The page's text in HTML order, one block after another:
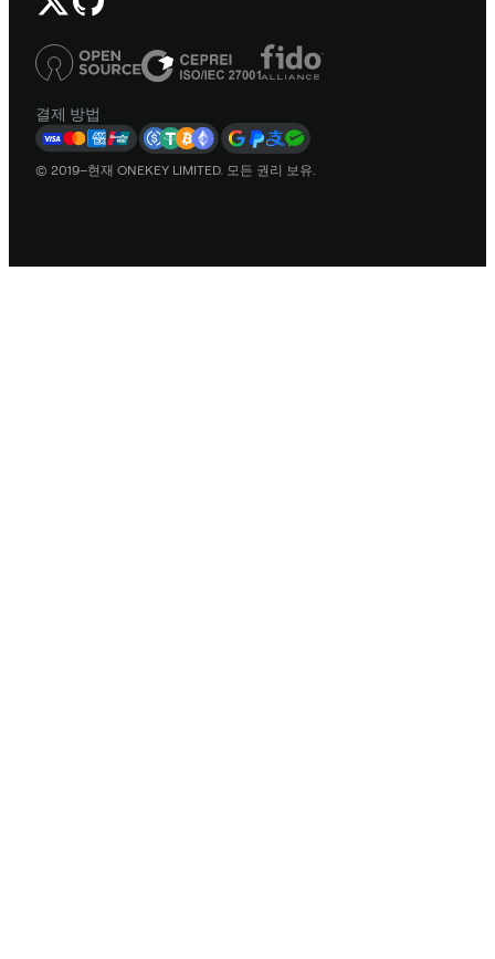
결제 방법
© 2019–현재 ONEKEY LIMITED. 모든 권리 보유.